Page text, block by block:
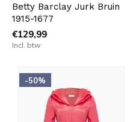
Betty Barclay Jurk Bruin
1915-1677
€129,99
Incl. btw
-50%